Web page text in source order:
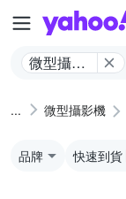
微型攝影
微型攝影機
品牌 快速到貨